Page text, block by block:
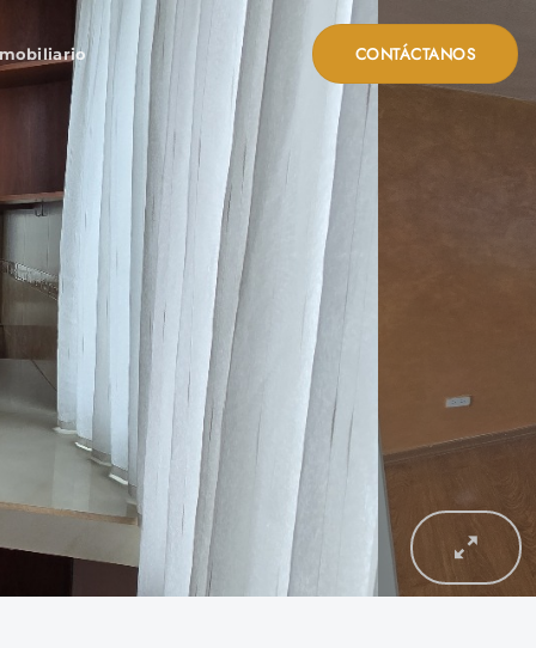
CONTÁCTANOS